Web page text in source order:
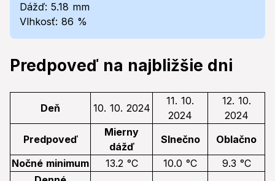
Dážď: 5.18 mm
Vlhkosť: 86 %
Predpoveď na najbližšie dni
Deň 10. 10. 2024
11. 10.
2024
12. 10.
2024
Predpoveď
Mierny
dážď
Slnečno
Oblačno
Nočné minimum
13.2 °C 10.0 °C
9.3 °C